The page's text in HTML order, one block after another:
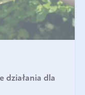
działania dla